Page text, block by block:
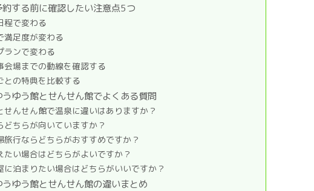
する前に確認したい注意点5つ
程で変わる
満足度が変わる
ランで変わる
会場までの動線を確認する
との特典を比較する
ゆう館とせんせん館でよくある質問
せんせん館で温泉に違いはありますか？
どちらが向いていますか？
旅行ならどちらがおすすめですか？
たい場合はどちらがよいですか？
に泊まりたい場合はどちらがいいですか？
ゆう館とせんせん館の違いまとめ